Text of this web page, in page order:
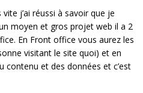
j’ai réussi à savoir que je
moyen et gros projet web il a 2
En Front office vous aurez les
visitant le site quoi) et en
contenu et des données et c’est